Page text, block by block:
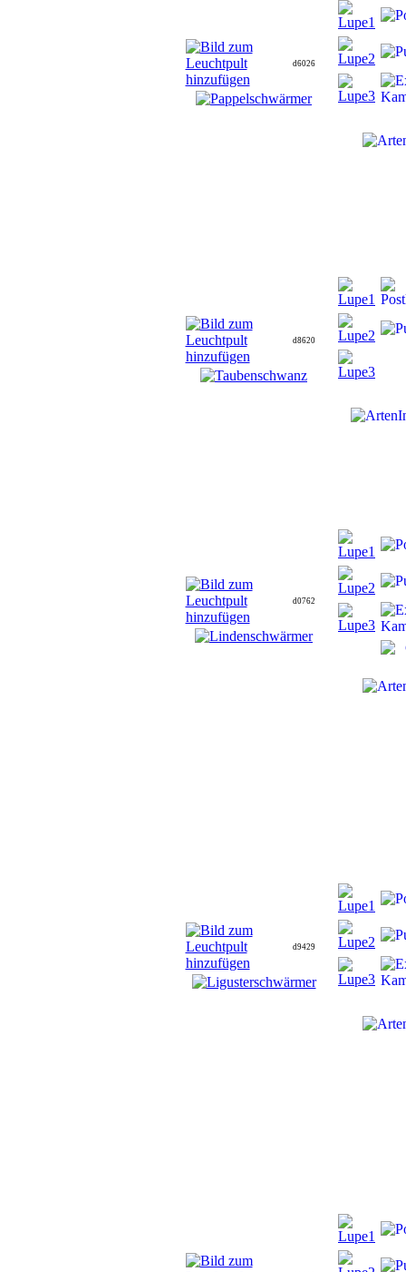
d6026
d8620
d0762
d9429